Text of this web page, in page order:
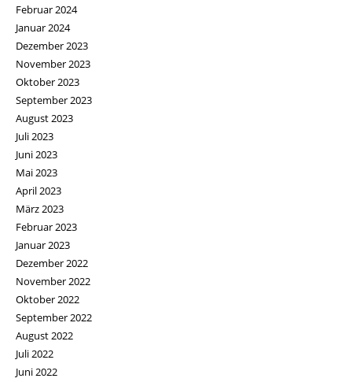
Februar 2024
Januar 2024
Dezember 2023
November 2023
Oktober 2023
September 2023
August 2023
Juli 2023
Juni 2023
Mai 2023
April 2023
März 2023
Februar 2023
Januar 2023
Dezember 2022
November 2022
Oktober 2022
September 2022
August 2022
Juli 2022
Juni 2022